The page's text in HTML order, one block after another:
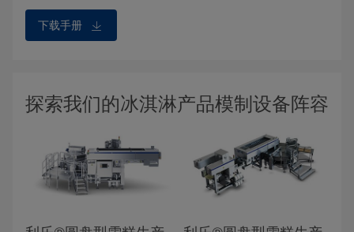
下载手册
探索我们的冰淇淋产品模制设备阵容